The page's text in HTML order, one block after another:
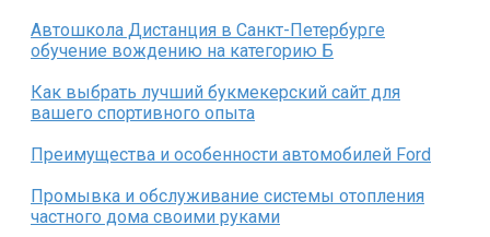
Автошкола Дистанция в Санкт-Петербурге
обучение вождению на категорию Б
Как выбрать лучший букмекерский сайт для
вашего спортивного опыта
Преимущества и особенности автомобилей Ford
Промывка и обслуживание системы отопления
частного дома своими руками